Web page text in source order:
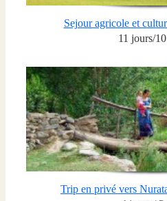
Sejour agricole et
11 jours/
Trip en privé vers